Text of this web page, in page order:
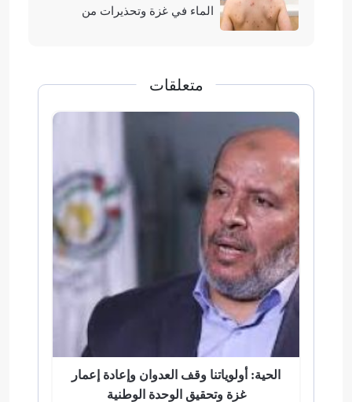
الماء في غزة وتحذيرات من
متعلقات
الحية: أولوياتنا وقف العدوان وإعادة إعمار
غزة وتحقيق الوحدة الوطنية